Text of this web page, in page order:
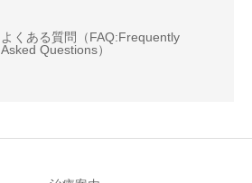
よくある質問（FAQ:Frequently
Asked Questions）